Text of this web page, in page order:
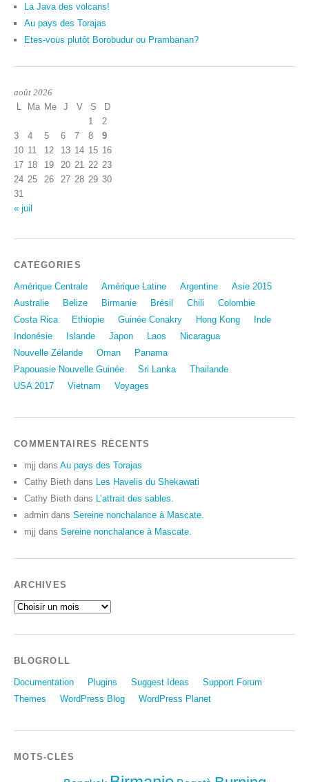
La Java des volcans!
Au pays des Torajas
Etes-vous plutôt Borobudur ou Prambanan?
août 2026
L Ma Me J V S D
« juil
1
2
3
4 5 6 7 8
9
10 11 12 13 14 15 16
17 18 19 20 21 22 23
24 25 26 27 28 29 30
31
CATÉGORIES
Amérique Centrale Amérique Latine Argentine
Asie 2015
Australie
Belize Birmanie Brésil Chili
Colombie
Costa Rica
Ethiopie Guinée Conakry Hong Kong
Inde
Indonésie
Islande Japon Laos
Nicaragua
Nouvelle Zélande
Oman
Panama
Papouasie Nouvelle Guinée
Sri Lanka
Thailande
USA 2017
Vietnam Voyages
COMMENTAIRES RÉCENTS
mjj dans Au pays des Torajas
Cathy Bieth dans Les Havelis du Shekawati
Cathy Bieth dans L’attrait des sables.
admin dans Sereine nonchalance à Mascate.
mjj dans Sereine nonchalance à Mascate.
ARCHIVES
BLOGROLL
Documentation Plugins Suggest Ideas
Support Forum
Themes
WordPress Blog WordPress Planet
MOTS-CLÉS